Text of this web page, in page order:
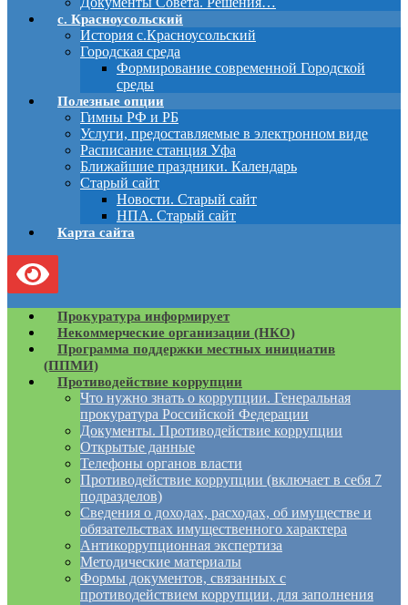
с. Красноусольский
История с.Красноусольский
Городская среда
Формирование современной Городской
среды
Полезные опции
Гимны РФ и РБ
Услуги, предоставляемые в электронном виде
Расписание станция Уфа
Ближайшие праздники. Календарь
Старый сайт
Новости. Старый сайт
НПА. Старый сайт
Карта сайта
Прокуратура информирует
Некоммерческие организации (НКО)
Программа поддержки местных инициатив
(ППМИ)
Противодействие коррупции
Что нужно знать о коррупции. Генеральная
прокуратура Российской Федерации
Документы. Противодействие коррупции
Открытые данные
Телефоны органов власти
Противодействие коррупции (включает в себя 7
подразделов)
Сведения о доходах, расходах, об имуществе и
обязательствах имущественного характера
Антикоррупционная экспертиза
Методические материалы
Формы документов, связанных с
противодействием коррупции, для заполнения